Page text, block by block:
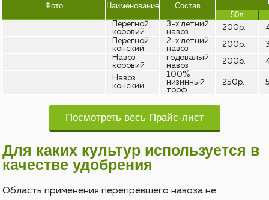
Фото Наименование Состав
50л
Перегной
коровий
3-х летний
навоз
200р.
Перегной
конский
2-х летний
навоз
200р.
Навоз
коровий
годовалый
навоз
200р.
Навоз
конский
100%
низинный
торф
250р.
Посмотреть весь Прайс-лист
Для каких культур используется в
качестве удобрения
Область применения перепревшего навоза не